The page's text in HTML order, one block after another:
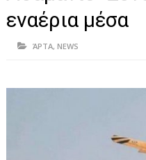
ΗΠΕΙΡΟΣ
ΠΡΕΒΕΖΑ
ΙΩΑΝΝΙΝΑ
εναέρια μέσα
ΆΡΤΑ, NEWS